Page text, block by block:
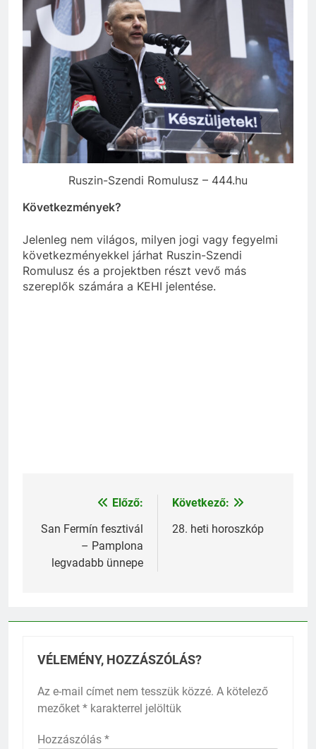
Ruszin-Szendi Romulusz – 444.hu
Következmények?
Jelenleg nem világos, milyen jogi vagy fegyelmi
következményekkel járhat Ruszin-Szendi
Romulusz és a projektben részt vevő más
szereplők számára a KEHI jelentése.
Bejegyzés
navigáció
Előző:
San Fermín fesztivál
– Pamplona
legvadabb ünnepe
Következő:
28. heti horoszkóp
VÉLEMÉNY, HOZZÁSZÓLÁS?
Az e-mail címet nem tesszük közzé. A kötelező
mezőket * karakterrel jelöltük
Hozzászólás *